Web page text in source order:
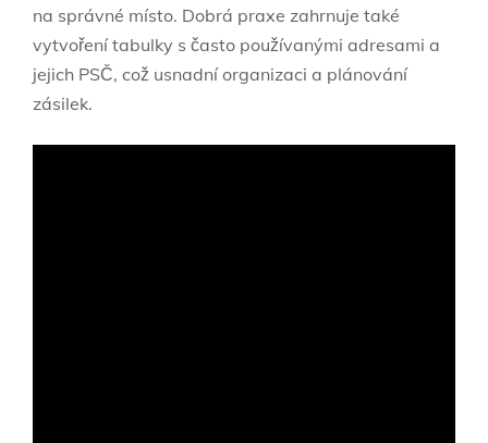
na ‍správné ⁢místo. Dobrá praxe zahrnuje také‌
vytvoření tabulky s často ⁢používanými adresami a
jejich PSČ, což⁢ usnadní organizaci a‍ plánování
zásilek.